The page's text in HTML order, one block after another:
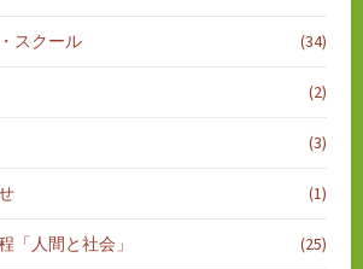
スクール (34)
(2)
(3)
(1)
「人間と社会」 (25)